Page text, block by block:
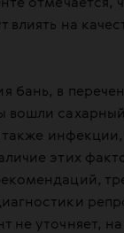
отмечается,
влиять на
бань, в
сахарный
также
этих
не уточняет,